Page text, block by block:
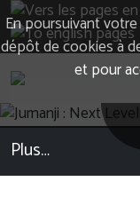
En poursuivant
dépôt de cookies à
et pour
Plus…